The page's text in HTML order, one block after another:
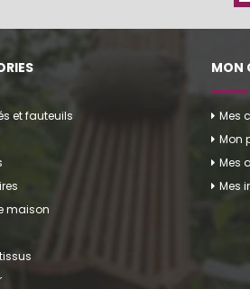
et fauteuils
maison
MON
Mes
Mon
Mes
Mes